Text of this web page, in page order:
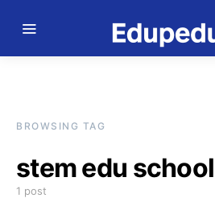
BROWSING TAG
stem edu school
1 post